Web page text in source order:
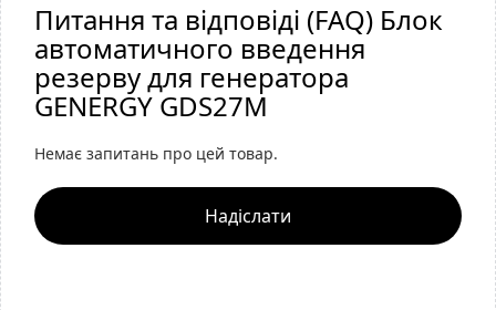
Питання та відповіді (FAQ) Блок
автоматичного введення
резерву для генератора
GENERGY GDS27M
Немає запитань про цей товар.
Надіслати